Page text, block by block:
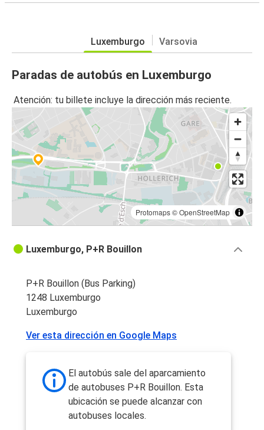
Luxemburgo Varsovia
Paradas de autobús en Luxemburgo
Atención: tu billete incluye la dirección más reciente.
Protomaps©OpenStreetMap
Luxemburgo, P+R Bouillon
P+R Bouillon (Bus Parking)
1248 Luxemburgo
Luxemburgo
Ver esta dirección en Google Maps
El autobús sale del aparcamiento
de autobuses P+R Bouillon. Esta
ubicación se puede alcanzar con
autobuses locales.